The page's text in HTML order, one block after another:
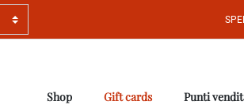
Shop Gift cards Punti